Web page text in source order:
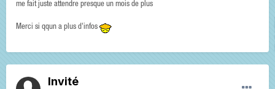
me fait juste attendre presque un mois de plus
Merci si qqun a plus d'infos
Invité